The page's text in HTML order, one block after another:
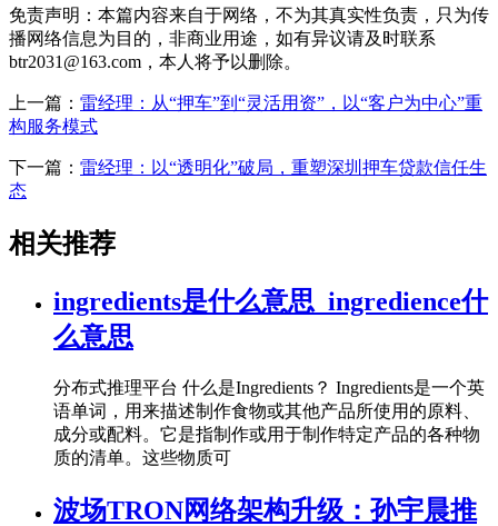
免责声明：本篇内容来自于网络，不为其真实性负责，只为传
播网络信息为目的，非商业用途，如有异议请及时联系
btr2031@163.com，本人将予以删除。
上一篇： 雷经理：从“押车”到“灵活用资”，以“客户为中心”重
构服务模式
下一篇： 雷经理：以“透明化”破局，重塑深圳押车贷款信任生
态
相关推荐
ingredients是什么意思_ingredience什
么意思
分布式推理平台 什么是Ingredients？ Ingredients是一个英
语单词，用来描述制作食物或其他产品所使用的原料、
成分或配料。它是指制作或用于制作特定产品的各种物
质的清单。这些物质可
波场TRON网络架构升级：孙宇晨推